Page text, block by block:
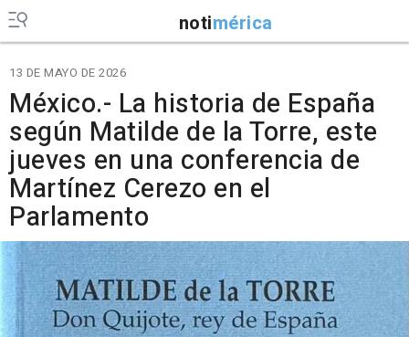
notimérica
13 DE MAYO DE 2026
México.- La historia de España
según Matilde de la Torre, este
jueves en una conferencia de
Martínez Cerezo en el
Parlamento